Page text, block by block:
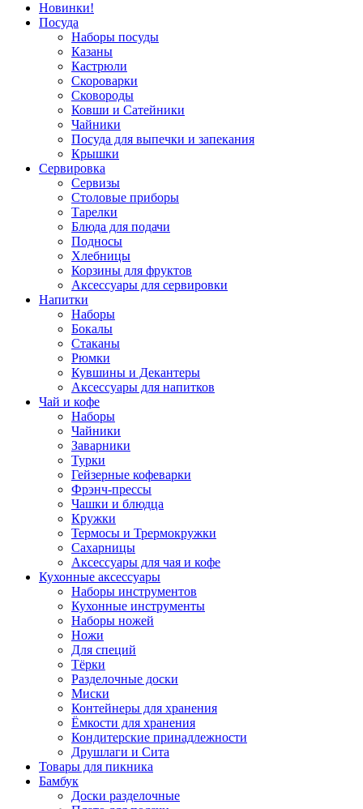
Новинки!
Посуда
Наборы посуды
Казаны
Кастрюли
Скороварки
Сковороды
Ковши и Сатейники
Чайники
Посуда для выпечки и запекания
Крышки
Сервировка
Сервизы
Столовые приборы
Тарелки
Блюда для подачи
Подносы
Хлебницы
Корзины для фруктов
Аксессуары для сервировки
Напитки
Наборы
Бокалы
Стаканы
Рюмки
Кувшины и Декантеры
Аксессуары для напитков
Чай и кофе
Наборы
Чайники
Заварники
Турки
Гейзерные кофеварки
Фрэнч-прессы
Чашки и блюдца
Кружки
Термосы и Трермокружки
Сахарницы
Аксессуары для чая и кофе
Кухонные аксессуары
Наборы инструментов
Кухонные инструменты
Наборы ножей
Ножи
Для специй
Тёрки
Разделочные доски
Миски
Контейнеры для хранения
Ёмкости для хранения
Кондитерские принадлежности
Друшлаги и Сита
Товары для пикника
Бамбук
Доски разделочные